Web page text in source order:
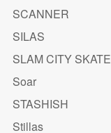
SCANNER
SILAS
SLAM CITY SKATE
Soar
STASHISH
Stillas